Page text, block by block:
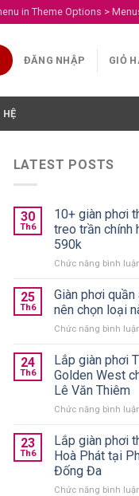
in Theme Options >
ĐĂNG NHẬP GIỎ
HỆ
LATEST POSTS
30
Th6
10+ giàn phơi
treo trần chính
590k
Chức năng bình
25
Th6
Giàn phơi
nên chọn loại
Chức năng bình
24
Th6
Lắp giàn phơi
Golden West
Lê Văn Thiêm
Chức năng bình
23
Th6
Lắp giàn phơi
Hoà Phát tại
Đống Đa
Chức năng bình